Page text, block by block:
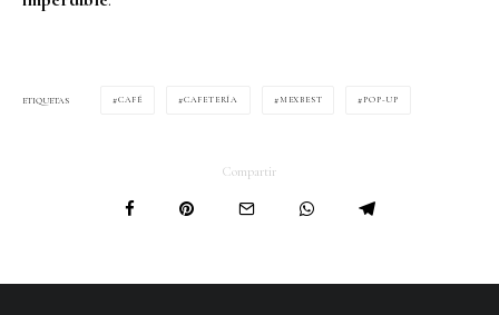
ETIQUETAS CAFÉ CAFETERÍA MEXBEST POP-UP
Compartir